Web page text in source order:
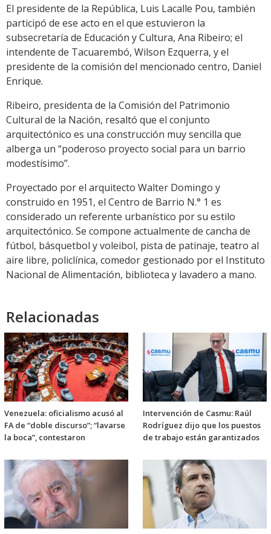
El presidente de la República, Luis Lacalle Pou, también
participó de ese acto en el que estuvieron la
subsecretaría de Educación y Cultura, Ana Ribeiro; el
intendente de Tacuarembó, Wilson Ezquerra, y el
presidente de la comisión del mencionado centro, Daniel
Enrique.
Ribeiro, presidenta de la Comisión del Patrimonio
Cultural de la Nación, resaltó que el conjunto
arquitectónico es una construcción muy sencilla que
alberga un “poderoso proyecto social para un barrio
modestísimo”.
Proyectado por el arquitecto Walter Domingo y
construido en 1951, el Centro de Barrio N.° 1 es
considerado un referente urbanístico por su estilo
arquitectónico. Se compone actualmente de cancha de
fútbol, básquetbol y voleibol, pista de patinaje, teatro al
aire libre, policlínica, comedor gestionado por el Instituto
Nacional de Alimentación, biblioteca y lavadero a mano.
Relacionadas
Venezuela: oficialismo acusó al
FA de “doble discurso”; “lavarse
la boca”, contestaron
Intervención de Casmu: Raúl
Rodríguez dijo que los puestos
de trabajo están garantizados